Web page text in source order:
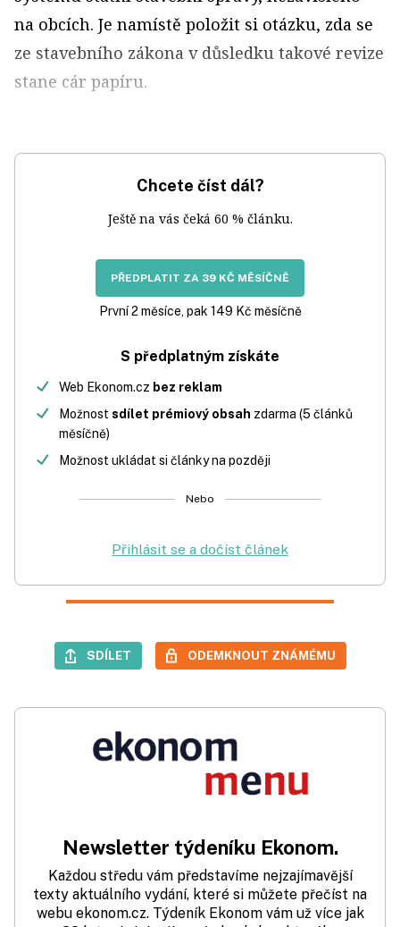
na obcích. Je namístě položit si otázku, zda se
ze stavebního zákona v důsledku takové revize
stane cár papíru.
Chcete číst dál?
Ještě na vás čeká 60 % článku.
PŘEDPLATIT ZA 39 KČ MĚSÍČNĚ
První 2 měsíce, pak 149 Kč měsíčně
S předplatným získáte
Web Ekonom.cz bez reklam
Možnost sdílet prémiový obsah zdarma (5 článků
měsíčně)
Možnost ukládat si články na později
Nebo
Přihlásit se a dočíst článek
SDÍLET ODEMKNOUT ZNÁMÉMU
Newsletter týdeníku Ekonom.
Každou středu vám představíme nejzajímavější
texty aktuálního vydání, které si můžete přečíst na
webu ekonom.cz. Týdeník Ekonom vám už více jak